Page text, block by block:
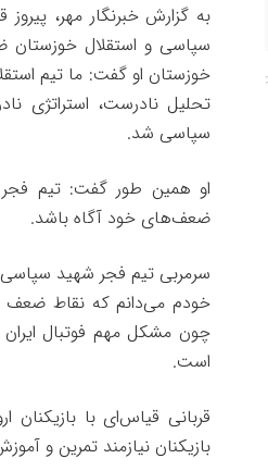
به گزارش خبرنگار مهر،
سپاسی و استقلال خوزستان
خوزستان او گفت: ما تیم
تحلیل نادرست، استراتژی
سپاسی شد.
او همین طور گفت: تیم فجر
ضعف‌های خود آگاه باشد.
سرمربی تیم فجر شهید سپاسی
خودم می‌دانم که نقاط ضعف
چون مشکل مهم فوتبال
است.
قربانی قیاس‌ای با بازیکنان
بازیکنان نیازمند تمرین و